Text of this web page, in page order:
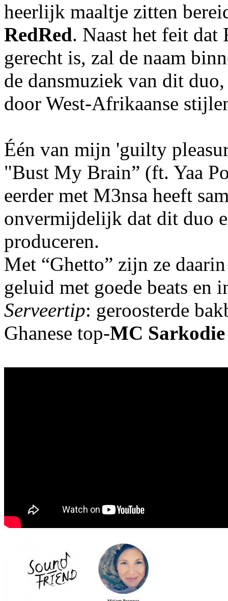
heerlijk maaltje zitten
RedRed. Naast het feit dat
gerecht is, zal de naam
de dansmuziek van dit
door West-Afrikaanse
Één van mijn 'guilty
"Bust My Brain” (ft. Yaa
eerder met M3nsa heeft
onvermijdelijk dat dit duo
produceren.
Met “Ghetto” zijn ze
geluid met goede beats en
Serveertip: geroosterde
Ghanese top-MC Sarkodie